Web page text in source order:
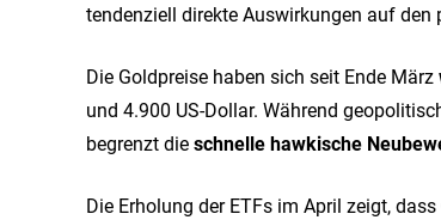
tendenziell direkte Auswirkungen auf den
Die Goldpreise haben sich seit Ende März
und 4.900 US-Dollar. Während
begrenzt dieschnelle hawkische
Die Erholung der ETFs im April zeigt, dass